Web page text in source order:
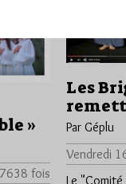
»
fois
Les
Par Géplu
Vendredi
Le